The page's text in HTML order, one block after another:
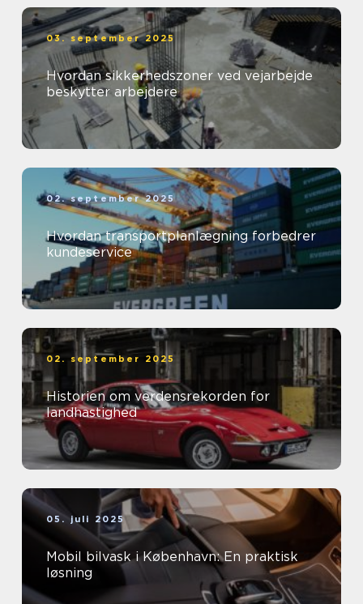
03. september 2025
Hvordan sikkerhedszoner ved vejarbejde
beskytter arbejdere
02. september 2025
Hvordan transportplanlægning forbedrer
kundeservice
02. september 2025
Historien om verdensrekorden for
landhastighed
05. juli 2025
Mobil bilvask i København: En praktisk
løsning